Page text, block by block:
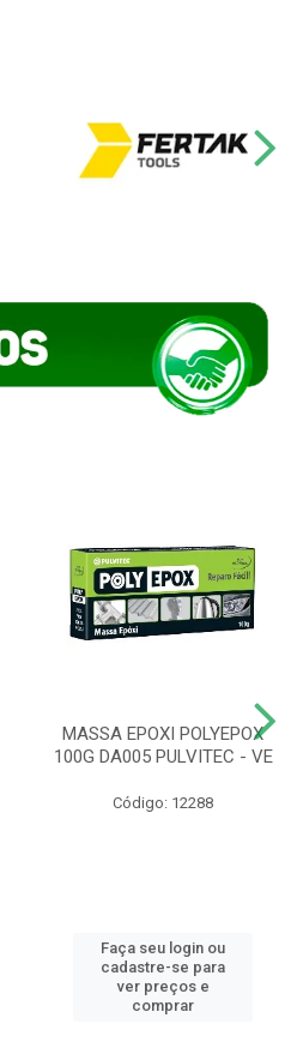
MASSA EPOXI POLYEPOX
100G DA005 PULVITEC - VE
Código: 12288
Faça seu login ou
cadastre-se para
ver preços e
comprar